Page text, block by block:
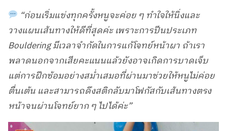
“ก่อนเริ่มแข่งทุกครั้งหนูจะค่อย ๆ ทำใจให้นิ่งและ
วางแผนเส้นทางให้ดีที่สุดค่ะ เพราะการปีนประเภท
Bouldering มีเวลาจำกัดในการแก้โจทย์หน้าผา ถ้าเรา
พลาดนอกจากเสียคะแนนแล้วยังอาจเกิดการบาดเจ็บ
แต่การฝึกซ้อมอย่างสม่ำเสมอที่ผ่านมาช่วยให้หนูไม่ค่อย
ตื่นเต้น และสามารถดึงสติกลับมาโฟกัสกับเส้นทางตรง
หน้าจนผ่านโจทย์ยาก ๆ ไปได้ค่ะ”